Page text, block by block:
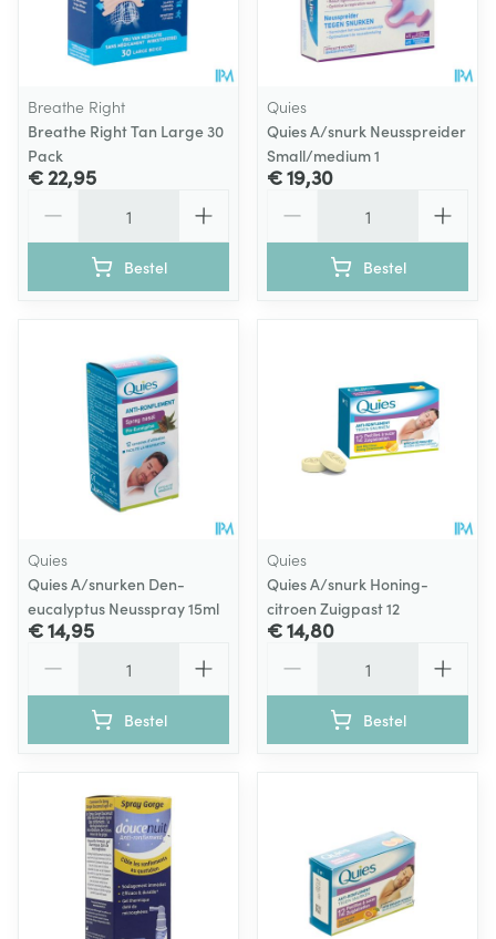
Breathe Right
Breathe Right Tan Large 30
Pack
€ 22,95
Bestel
Quies
Quies A/snurk Neusspreider
Small/medium 1
€ 19,30
Bestel
Quies
Quies A/snurken Den-
eucalyptus Neusspray 15ml
€ 14,95
Bestel
Quies
Quies A/snurk Honing-
citroen Zuigpast 12
€ 14,80
Bestel